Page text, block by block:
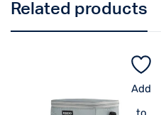
Related products
Add